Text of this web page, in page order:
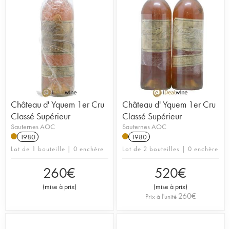
Château d' Yquem 1er Cru
Classé Supérieur
Sauternes AOC
1980
Lot de 1 bouteille | 0 enchère
260€
(mise à prix)
Château d' Yquem 1er Cru
Classé Supérieur
Sauternes AOC
1980
Lot de 2 bouteilles | 0 enchère
520€
(mise à prix)
Prix à l'unité 260€